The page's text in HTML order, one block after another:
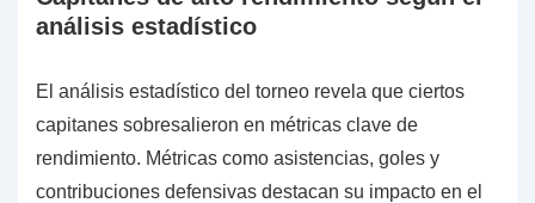
análisis estadístico
El análisis estadístico del torneo revela que ciertos
capitanes sobresalieron en métricas clave de
rendimiento. Métricas como asistencias, goles y
contribuciones defensivas destacan su impacto en el